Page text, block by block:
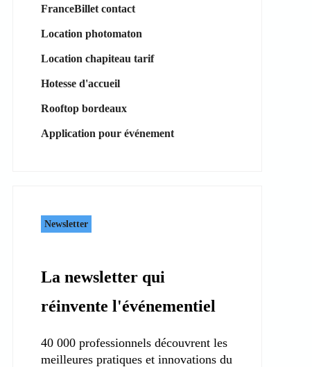
FranceBillet contact
Location photomaton
Location chapiteau tarif
Hotesse d'accueil
Rooftop bordeaux
Application pour événement
Newsletter
La newsletter qui
réinvente l'événementiel
40 000 professionnels découvrent les
meilleures pratiques et innovations du